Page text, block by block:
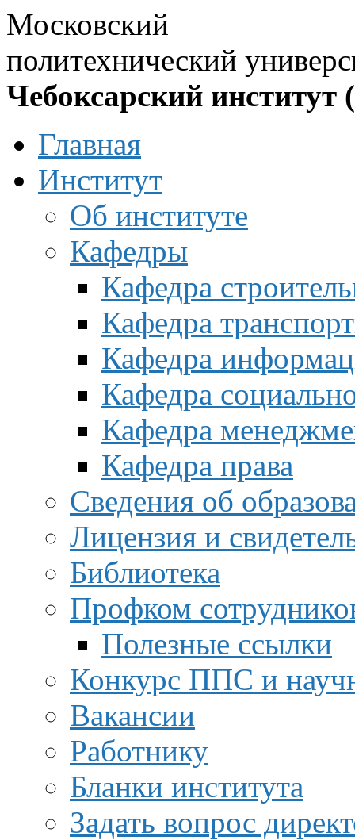
Московский
политехнический
Чебоксарский институт
Главная
Институт
Об институте
Кафедры
Кафедра
Кафедра
Кафедра
Кафедра
Кафедра
Кафедра права
Сведения об
Лицензия и
Библиотека
Профком
Полезные ссылки
Конкурс ППС и
Вакансии
Работнику
Бланки института
Задать вопрос